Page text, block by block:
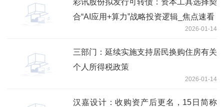
合“AI应用+算力”战略投资逻辑_焦点速看
2026-01-14
三部门：延续实施支持居民换购住房有关
个人所得税政策
2026-01-14
汉嘉设计：收购资产后更名，15日简称